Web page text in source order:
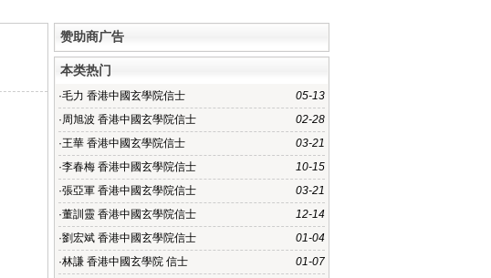
赞助商广告
本类热门
05-13
·毛力 香港中國玄學院信士
02-28
·周旭波 香港中國玄學院信士
03-21
·王華 香港中國玄學院信士
10-15
·李春梅 香港中國玄學院信士
03-21
·張亞軍 香港中國玄學院信士
12-14
·董訓靈 香港中國玄學院信士
01-04
·劉宏斌 香港中國玄學院信士
01-07
·林謙 香港中國玄學院 信士